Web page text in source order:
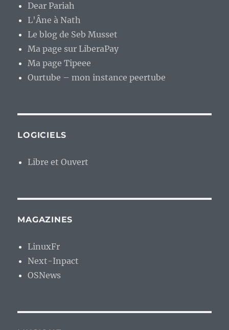
Dear Pariah
L'Âne à Nath
Le blog de Seb Musset
Ma page sur LiberaPay
Ma page Tipeee
Ourtube – mon instance peertube
LOGICIELS
Libre et Ouvert
MAGAZINES
LinuxFr
Next-Inpact
OSNews